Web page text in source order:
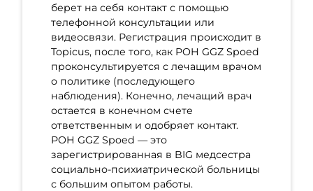
берет на себя контакт с помощью
телефонной консультации или
видеосвязи. Регистрация происходит в
Topicus, после того, как POH GGZ Spoed
проконсультируется с лечащим врачом
о политике (последующего
наблюдения). Конечно, лечащий врач
остается в конечном счете
ответственным и одобряет контакт.
POH GGZ Spoed — это
зарегистрированная в BIG медсестра
социально-психиатрической больницы
с большим опытом работы.